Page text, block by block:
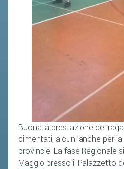
Buona la prestazione dei
cimentati, alcuni anche per
provincie. La fase Regionale
Maggio presso il Palazzetto